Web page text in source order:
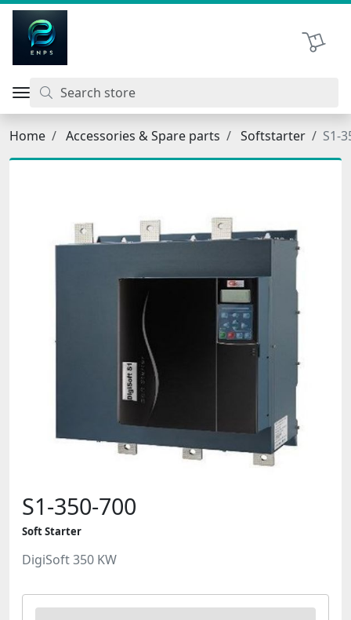
Shopping
Home Accessories & Spare parts Softstarter S1-
S1-350-700
Soft Starter
DigiSoft 350 KW